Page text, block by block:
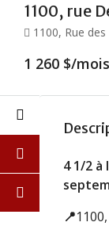
1100, rue
1100, Rue des
1 260 $/mois
4 1/2
📍